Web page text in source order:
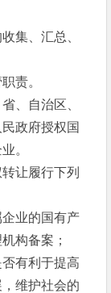
集、汇总、
责。
、自治区、
政府授权国
。
让履行下列
业的国有产
构备案；
有利于提高
维护社会的